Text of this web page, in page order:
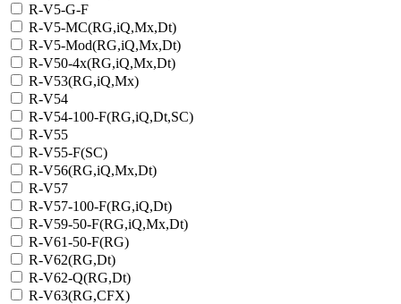
R-V5-G-F
R-V5-MC(RG,iQ,Mx,Dt)
R-V5-Mod(RG,iQ,Mx,Dt)
R-V50-4x(RG,iQ,Mx,Dt)
R-V53(RG,iQ,Mx)
R-V54
R-V54-100-F(RG,iQ,Dt,SC)
R-V55
R-V55-F(SC)
R-V56(RG,iQ,Mx,Dt)
R-V57
R-V57-100-F(RG,iQ,Dt)
R-V59-50-F(RG,iQ,Mx,Dt)
R-V61-50-F(RG)
R-V62(RG,Dt)
R-V62-Q(RG,Dt)
R-V63(RG,CFX)